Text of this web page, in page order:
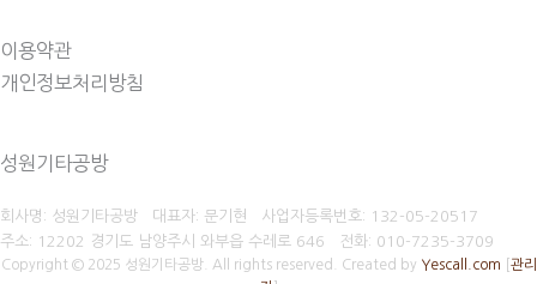
이용약관
개인정보처리방침
성원기타공방
회사명: 성원기타공방 대표자: 문기현 사업자등록번호: 132-05-20517
주소: 12202 경기도 남양주시 와부읍 수레로 646
전화: 010-7235-3709
Copyright © 2025 성원기타공방. All rights reserved. Created by Yescall.com
관리